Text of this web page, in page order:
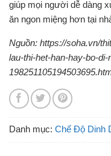
giúp mọi người dễ dàng
ăn ngon miệng hơn tại
Nguồn: https://soha.vn/
lau-thi-het-han-hay-bo-
Danh mục: Chế Độ Dinh